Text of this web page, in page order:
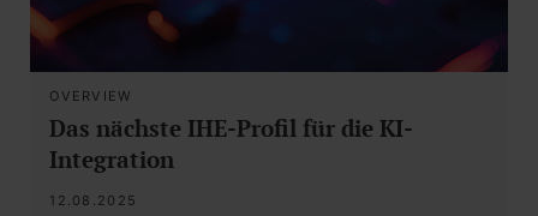
OVERVIEW
Das nächste IHE-Profil für die KI-
Integration
12.08.2025